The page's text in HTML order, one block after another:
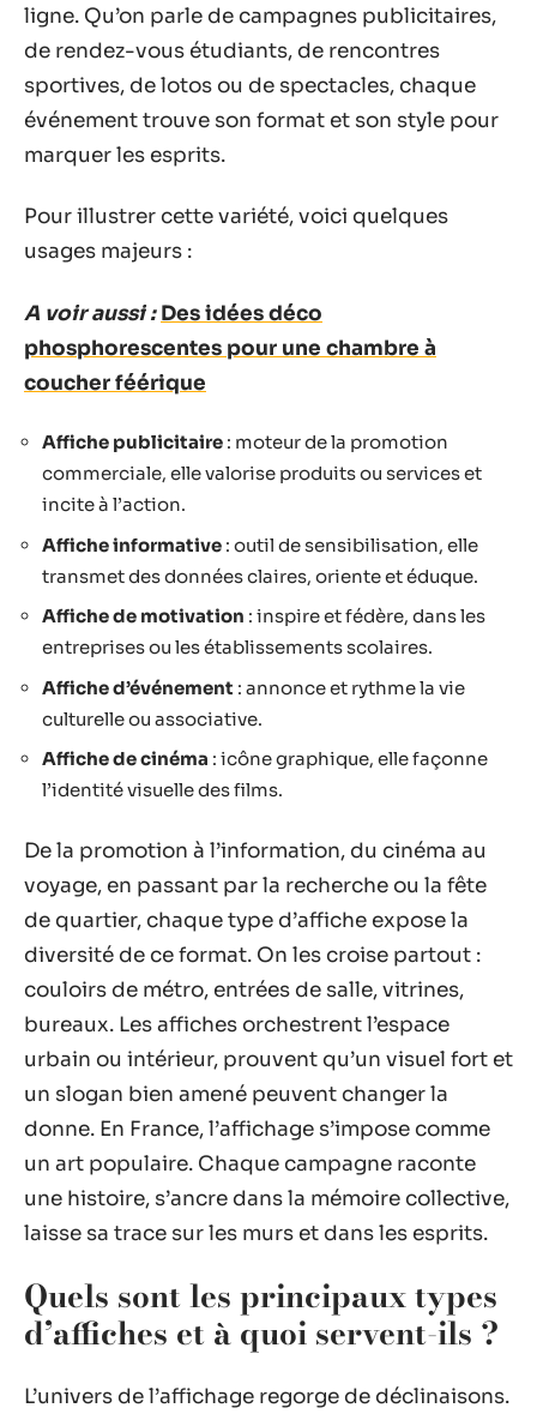
ligne. Qu’on parle de campagnes publicitaires,
de rendez-vous étudiants, de rencontres
sportives, de lotos ou de spectacles, chaque
événement trouve son format et son style pour
marquer les esprits.
Pour illustrer cette variété, voici quelques
usages majeurs :
A voir aussi : Des idées déco
phosphorescentes pour une chambre à
coucher féérique
Affiche publicitaire : moteur de la promotion
commerciale, elle valorise produits ou services et
incite à l’action.
Affiche informative : outil de sensibilisation, elle
transmet des données claires, oriente et éduque.
Affiche de motivation : inspire et fédère, dans les
entreprises ou les établissements scolaires.
Affiche d’événement : annonce et rythme la vie
culturelle ou associative.
Affiche de cinéma : icône graphique, elle façonne
l’identité visuelle des films.
De la promotion à l’information, du cinéma au
voyage, en passant par la recherche ou la fête
de quartier, chaque type d’affiche expose la
diversité de ce format. On les croise partout :
couloirs de métro, entrées de salle, vitrines,
bureaux. Les affiches orchestrent l’espace
urbain ou intérieur, prouvent qu’un visuel fort et
un slogan bien amené peuvent changer la
donne. En France, l’affichage s’impose comme
un art populaire. Chaque campagne raconte
une histoire, s’ancre dans la mémoire collective,
laisse sa trace sur les murs et dans les esprits.
Quels sont les principaux types
d’affiches et à quoi servent-ils ?
L’univers de l’affichage regorge de déclinaisons.